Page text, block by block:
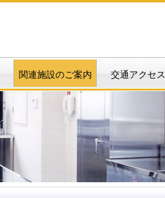
関連施設のご案内 交通アクセス